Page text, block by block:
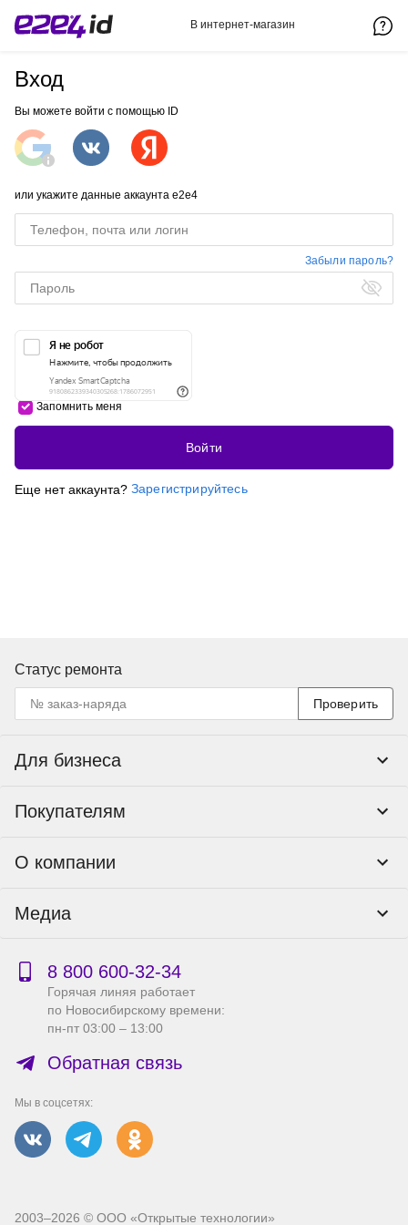
В интернет-магазин
Вход
Вы можете войти с помощью ID
или укажите данные аккаунта e2e4
Забыли пароль?
Запомнить меня
Войти
Еще нет аккаунта? Зарегистрируйтесь
Статус ремонта
Проверить
Для бизнеса
Тендеры и гос закупки
Покупателям
Пункты выдачи
Доставка
Гарантия и возврат
Бонусная программа
Сервисный центр
Справка по работе с e2e4 ID
О компании
Реквизиты
Публичная оферта
Правила продажи на сайте
Производители
Вакансии
Медиа
Новости
Акции
8 800 600‑32‑34
Горячая линяя работает
по Новосибирскому времени:
пн-пт 03:00 – 13:00
Обратная связь
Мы в соцсетях:
2003–2026 © ООО «Открытые технологии»